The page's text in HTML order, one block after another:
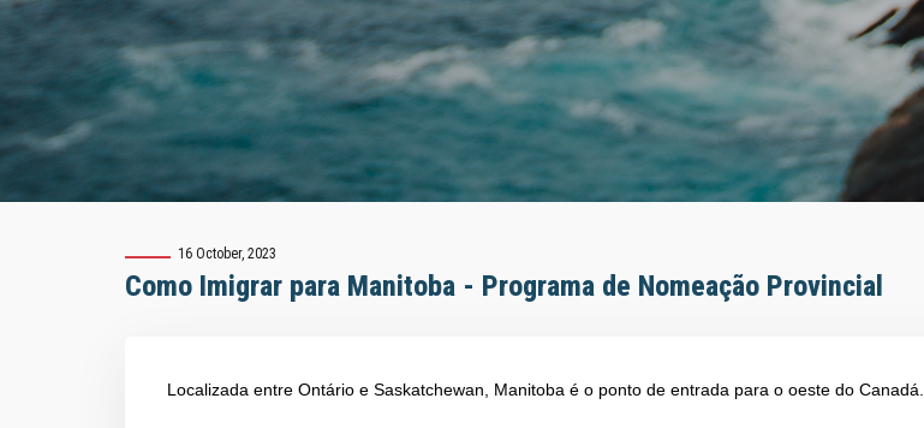
16 October, 2023
Como Imigrar para Manitoba - Programa de Nomeação Provincial
Localizada entre Ontário e Saskatchewan, Manitoba é o ponto de entrada para o oeste do Canadá.